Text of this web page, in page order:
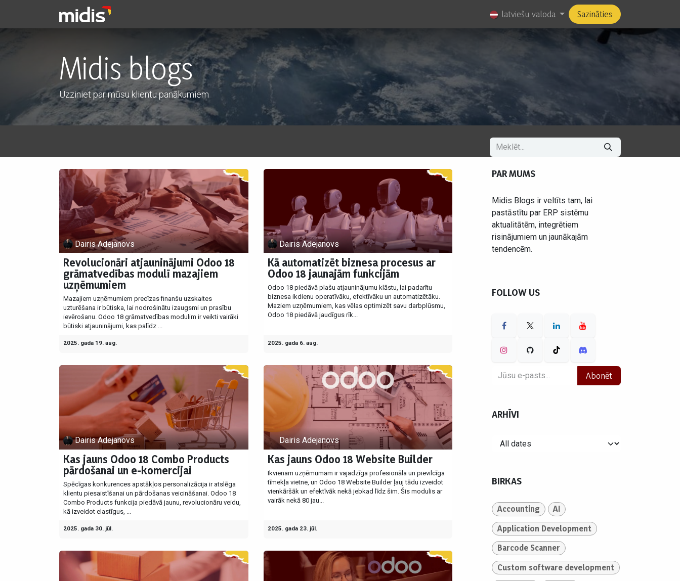
latviešu valoda Sazināties
Midis blogs
Uzziniet par mūsu klientu panākumiem
Dairis Adejanovs
Revolucionāri atjauninājumi Odoo 18
grāmatvedības modulī mazajiem
uzņēmumiem
Mazajiem uzņēmumiem precīzas finanšu uzskaites
uzturēšana ir būtiska, lai nodrošinātu izaugsmi un prasību
ievērošanu. Odoo 18 grāmatvedības modulim ir veikti vairāki
būtiski atjauninājumi, kas palīdz ...
2025. gada 19. aug.
Dairis Adejanovs
Kā automatizēt biznesa procesus ar
Odoo 18 jaunajām funkcijām
Odoo 18 piedāvā plašu atjauninājumu klāstu, lai padarītu
biznesa ikdienu operatīvāku, efektīvāku un automatizētāku.
Maziem uzņēmumiem, kas vēlas optimizēt savu darbplūsmu,
Odoo 18 piedāvā jaudīgus rīk...
2025. gada 6. aug.
Dairis Adejanovs
Kas jauns Odoo 18 Combo Products
pārdošanai un e-komercijai
Spēcīgas konkurences apstākļos personalizācija ir atslēga
klientu piesaistīšanai un pārdošanas veicināšanai. Odoo 18
Combo Products funkcija piedāvā jaunu, revolucionāru veidu,
kā izveidot elastīgus, ...
2025. gada 30. jūl.
Dairis Adejanovs
Kas jauns Odoo 18 Website Builder
Ikvienam uzņēmumam ir vajadzīga profesionāla un pievilcīga
tīmekļa vietne, un Odoo 18 Website Builder ļauj tādu izveidot
vienkāršāk un efektīvāk nekā jebkad līdz šim. Šis modulis ar
vairāk nekā 80 jau...
2025. gada 23. jūl.
PAR MUMS
Midis Blogs ir veltīts tam, lai
pastāstītu par ERP sistēmu
aktualitātēm, integrētiem
risinājumiem un jaunākajām
tendencēm.
FOLLOW US
Abonēt
ARHĪVI
BIRKAS
Accounting
AI
Application Development
Barcode Scanner
Custom software development